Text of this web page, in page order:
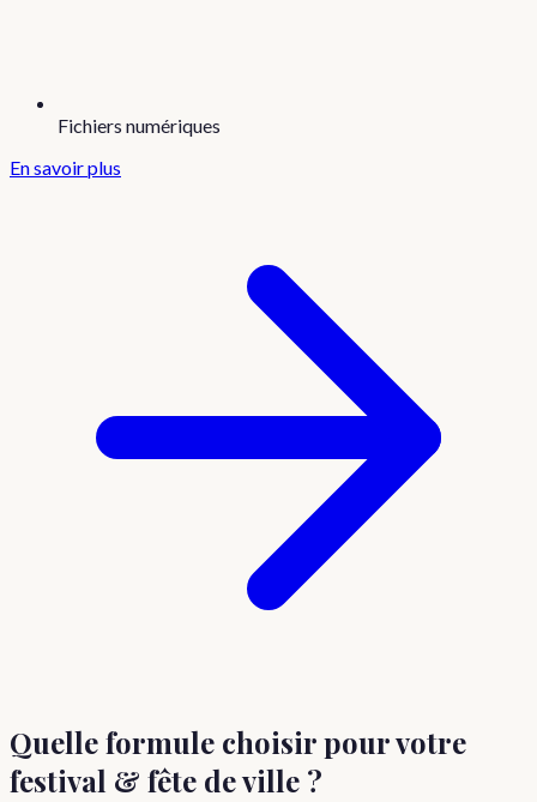
Fichiers numériques
En savoir plus
Quelle formule choisirpour votre
festival & fête de ville ?